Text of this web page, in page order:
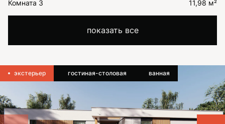
Комната 3 11,98 м²
показать все
экстерьер гостиная-столовая ванная